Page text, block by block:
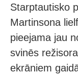
Starptautisko
Martinsona
pieejama jau
svinēs
ekrāniem